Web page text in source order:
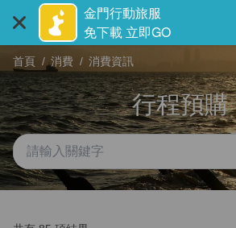
主
內
容
區
塊
金門行動旅服
免下載 立即GO
首頁 消費 消費資訊
行程預購